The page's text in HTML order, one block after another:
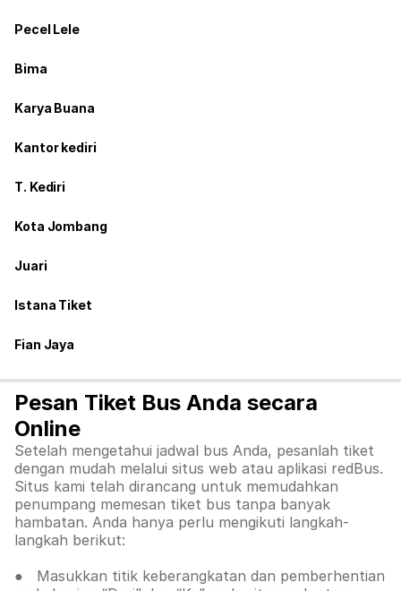
Pecel Lele
Bima
Karya Buana
Kantor kediri
T. Kediri
Kota Jombang
Juari
Istana Tiket
Fian Jaya
Pesan Tiket Bus Anda secara
Online
Setelah mengetahui jadwal bus Anda, pesanlah tiket
dengan mudah melalui situs web atau aplikasi redBus.
Situs kami telah dirancang untuk memudahkan
penumpang memesan tiket bus tanpa banyak
hambatan. Anda hanya perlu mengikuti langkah-
langkah berikut:
● Masukkan titik keberangkatan dan pemberhentian